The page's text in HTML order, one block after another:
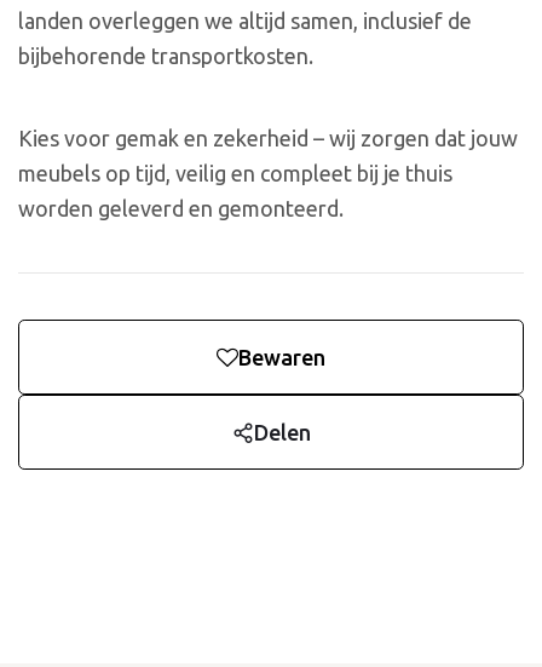
landen overleggen we altijd samen, inclusief de
bijbehorende transportkosten.
Kies voor gemak en zekerheid – wij zorgen dat jouw
meubels op tijd, veilig en compleet bij je thuis
worden geleverd en gemonteerd.
Bewaren
Delen